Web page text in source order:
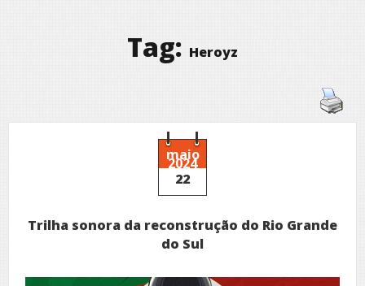
Tag: Heroyz
maio
2024
22
Trilha sonora da reconstrução do Rio Grande
do Sul